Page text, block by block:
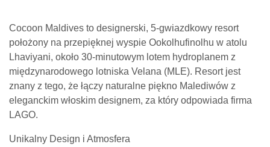
Cocoon Maldives to designerski, 5-gwiazdkowy resort
położony na przepięknej wyspie Ookolhufinolhu w atolu
Lhaviyani, około 30-minutowym lotem hydroplanem z
międzynarodowego lotniska Velana (MLE). Resort jest
znany z tego, że łączy naturalne piękno Malediwów z
eleganckim włoskim designem, za który odpowiada firma
LAGO.
Unikalny Design i Atmosfera